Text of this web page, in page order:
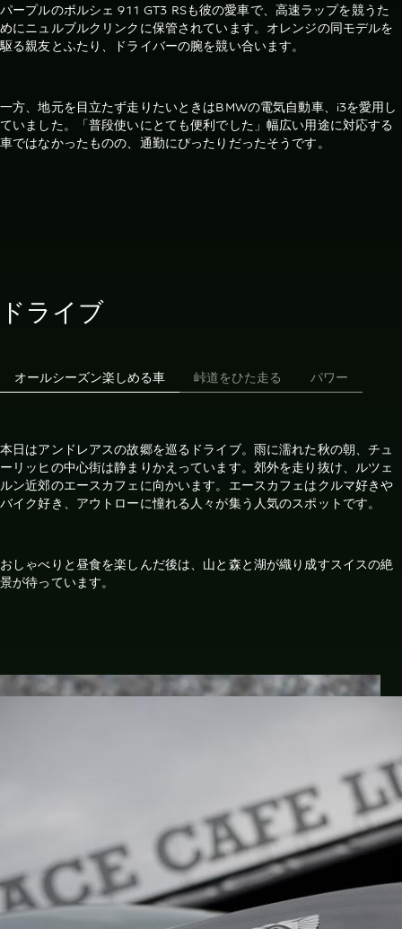
パープルのポルシェ 911 GT3 RSも彼の愛車で、高速ラップを競うた
めにニュルブルクリンクに保管されています。オレンジの同モデルを
駆る親友とふたり、ドライバーの腕を競い合います。
一方、地元を目立たず走りたいときはBMWの電気自動車、i3を愛用し
ていました。「普段使いにとても便利でした」幅広い用途に対応する
車ではなかったものの、通勤にぴったりだったそうです。
ドライブ
オールシーズン楽しめる車 峠道をひた走る パワー
本日はアンドレアスの故郷を巡るドライブ。雨に濡れた秋の朝、チュ
ーリッヒの中心街は静まりかえっています。郊外を走り抜け、ルツェ
ルン近郊のエースカフェに向かいます。エースカフェはクルマ好きや
バイク好き、アウトローに憧れる人々が集う人気のスポットです。
おしゃべりと昼食を楽しんだ後は、山と森と湖が織り成すスイスの絶
景が待っています。